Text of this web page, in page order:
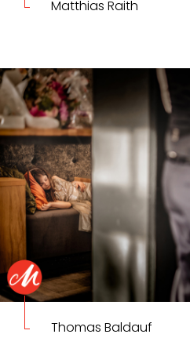
Matthias Raith
Thomas Baldauf